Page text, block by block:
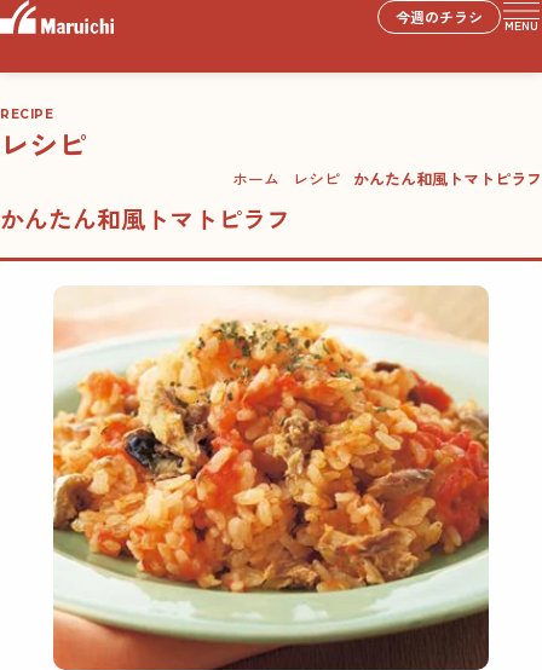
今週のチラシ MENU
RECIPE
レシピ
ホーム レシピ かんたん和風トマトピラフ
かんたん和風トマトピラフ